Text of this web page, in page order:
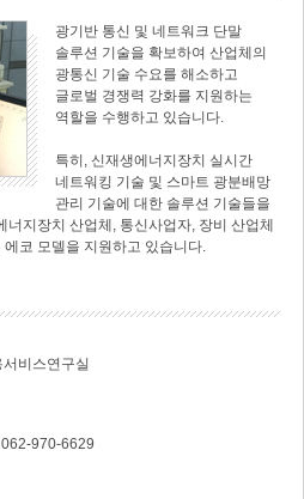
광기반 통신 및 네트워크 단말
솔루션 기술을 확보하여 산업체의
광통신 기술 수요를 해소하고
글로벌 경쟁력 강화를 지원하는
역할을 수행하고 있습니다.
특히, 신재생에너지장치 실시간
네트워킹 기술 및 스마트 광분배망
관리 기술에 대한 솔루션 기술들을
지장치 산업체, 통신사업자, 장비 산업체
코 모델을 지원하고 있습니다.
비스연구실
062-970-6629